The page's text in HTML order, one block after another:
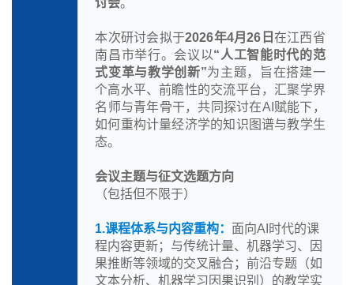
本次研讨会拟于2026年4月26日 在江西省
南昌市举行。会议以“ 人工智能时代的范
式变革与教学创新”为主题，旨在搭建一
个高水平、前瞻性的交流平台，汇聚学界
名师与青年骨干，共同探讨在AI赋能下，
如何重构计量经济学的知识图谱与教学生
态。
会议主题与征文选题方向
（包括但不限于）
1.课程体系与内容重构： 面向AI时代的课
程内容更新；与传统计量、机器学习、因
果推断等领域的交叉融合；前沿专题（如
文本分析、机器学习因果识别）的教学实